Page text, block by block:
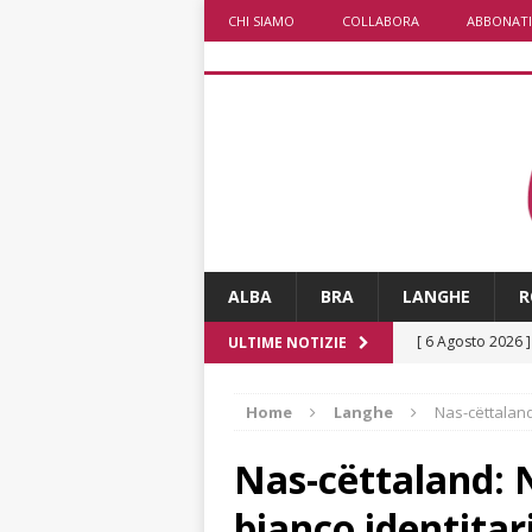
CHI SIAMO COLLABORA ABBONATI
ALBA BRA LANGHE
ULTIME NOTIZIE [ 6 Agosto 2026 ]
[ 6 Agosto 2026
1,5 milioni di
Home Langhe Nas-
Nas-cëttaland: